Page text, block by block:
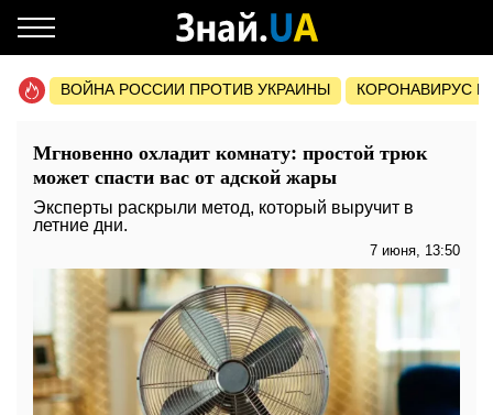
ВОЙНА РОССИИ ПРОТИВ УКРАИНЫ КОРОНАВИРУС В
Мгновенно охладит комнату: простой трюк
может спасти вас от адской жары
Эксперты раскрыли метод, который выручит в
летние дни.
7 июня, 13:50